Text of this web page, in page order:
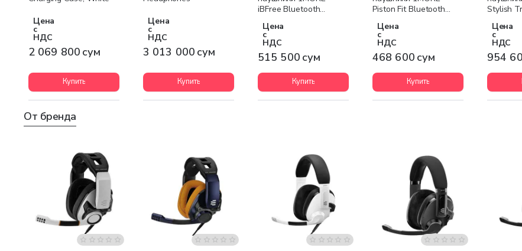
Цена
с
НДС
2 069 800 сум
Купить
Цена
с
НДС
3 013 000 сум
Купить
iBFree Bluetooth
Цена
с
НДС
515 500 сум
Купить
Piston Fit Bluetooth
Цена
с
НДС
468 600 сум
Купить
Stylish
Цена
с
НДС
954
От бренда